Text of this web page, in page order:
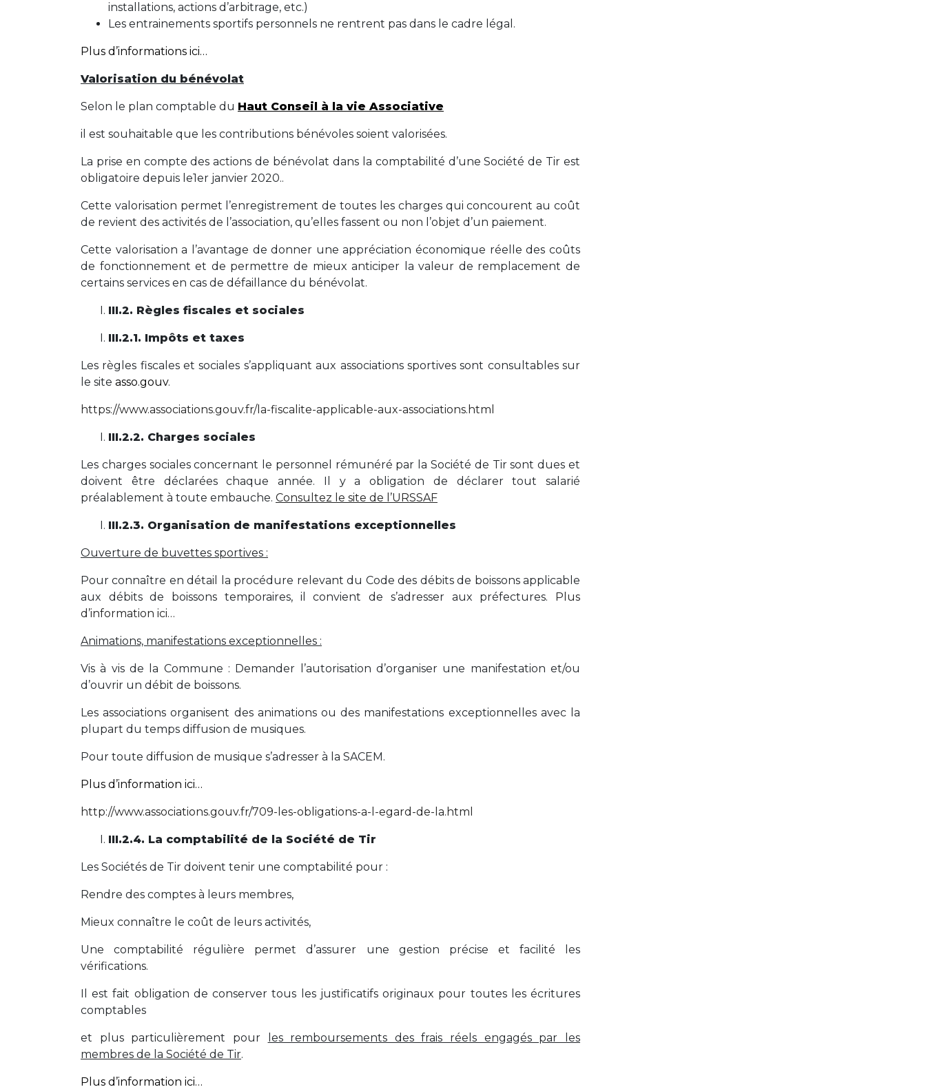
installations, actions d’arbitrage, etc.)
Les entrainements sportifs personnels ne rentrent pas dans le cadre légal.
Plus d’informations ici…
Valorisation du bénévolat
Selon le plan comptable du Haut Conseil à la vie Associative
il est souhaitable que les contributions bénévoles soient valorisées.
La prise en compte des actions de bénévolat dans la comptabilité d’une Société de Tir est
obligatoire depuis le1er janvier 2020..
Cette valorisation permet l’enregistrement de toutes les charges qui concourent au coût
de revient des activités de l’association, qu’elles fassent ou non l’objet d’un paiement.
Cette valorisation a l’avantage de donner une appréciation économique réelle des coûts
de fonctionnement et de permettre de mieux anticiper la valeur de remplacement de
certains services en cas de défaillance du bénévolat.
III.2. Règles fiscales et sociales
III.2.1. Impôts et taxes
Les règles fiscales et sociales s’appliquant aux associations sportives sont consultables sur
le site asso.gouv.
https://www.associations.gouv.fr/la-fiscalite-applicable-aux-associations.html
III.2.2. Charges sociales
Les charges sociales concernant le personnel rémunéré par la Société de Tir sont dues et
doivent être déclarées chaque année. Il y a obligation de déclarer tout salarié
préalablement à toute embauche. Consultez le site de l’URSSAF
III.2.3. Organisation de manifestations exceptionnelles
Ouverture de buvettes sportives :
Pour connaître en détail la procédure relevant du Code des débits de boissons applicable
aux débits de boissons temporaires, il convient de s’adresser aux préfectures. Plus
d’information ici…
Animations, manifestations exceptionnelles :
Vis à vis de la Commune : Demander l’autorisation d’organiser une manifestation et/ou
d’ouvrir un débit de boissons.
Les associations organisent des animations ou des manifestations exceptionnelles avec la
plupart du temps diffusion de musiques.
Pour toute diffusion de musique s’adresser à la SACEM.
Plus d’information ici…
http://www.associations.gouv.fr/709-les-obligations-a-l-egard-de-la.html
III.2.4. La comptabilité de la Société de Tir
Les Sociétés de Tir doivent tenir une comptabilité pour :
Rendre des comptes à leurs membres,
Mieux connaître le coût de leurs activités,
Une comptabilité régulière permet d’assurer une gestion précise et facilité les
vérifications.
Il est fait obligation de conserver tous les justificatifs originaux pour toutes les écritures
comptables
et plus particulièrement pour
les remboursements des frais réels engagés par les
membres de la Société de Tir.
Plus d’information ici…